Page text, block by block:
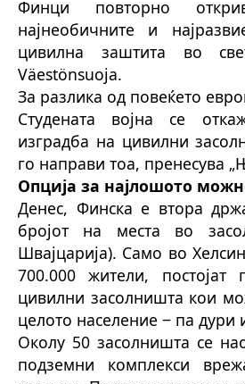
Финци повторно
најнеобичните и
цивилна заштита во
Väestönsuoja.
За разлика од повеќето
Студената војна се
изградба на цивилни
го направи тоа, пренесува
Опција за најлошото
Денес, Финска е втора
бројот на места во
Швајцарија). Само во
700.000 жители, постојат
цивилни засолништа кои
целото население ‒ па дури
Околу 50 засолништа се
подземни комплекси